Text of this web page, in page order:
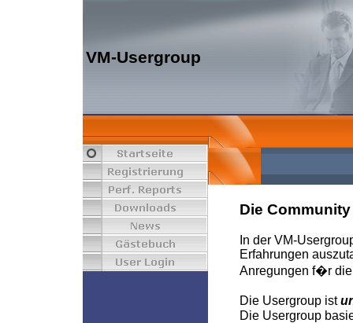
VM-Usergroup
Die
In der VM-
Erfahrungen
Anregungen f�r die
Die Usergroup ist
Die Usergroup